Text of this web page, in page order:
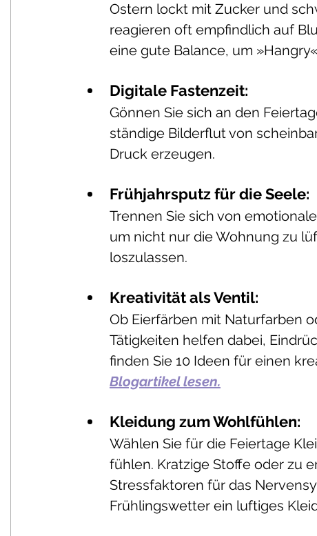
Ostern lockt mit Zucker und
reagieren oft empfindlich auf
eine gute Balance, um
Digitale Fastenzeit:
Gönnen Sie sich an den
ständige Bilderflut von
Druck erzeugen.
Frühjahrsputz für die Seele:
Trennen Sie sich von
um nicht nur die Wohnung zu
loszulassen.
Kreativität als Ventil:
Ob Eierfärben mit Naturfarben
Tätigkeiten helfen dabei,
finden Sie 10 Ideen für einen
Blogartikel lesen.
Kleidung zum Wohlfühlen:
Wählen Sie für die Feiertage
fühlen. Kratzige Stoffe oder zu
Stressfaktoren für das
Frühlingswetter ein luftiges